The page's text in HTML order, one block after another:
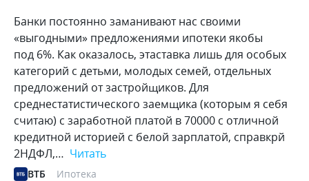
Банки постоянно заманивают нас своими
«выгодными» предложениями ипотеки якобы
под 6%. Как оказалось, этаставка лишь для особых
категорий с детьми, молодых семей, отдельных
предложений от застройщиков. Для
среднестатистического заемщика (которым я себя
считаю) с заработной платой в 70000 с отличной
кредитной историей с белой зарплатой, справкрй
2НДФЛ,… Читать
ВТБ Ипотека